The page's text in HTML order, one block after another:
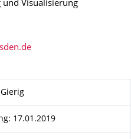
Visualisierung
17.01.2019